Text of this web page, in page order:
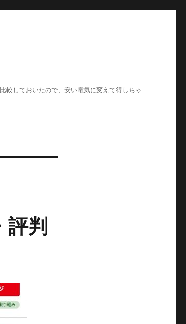
較しておいたので、安い電気に変えて得しちゃ
判